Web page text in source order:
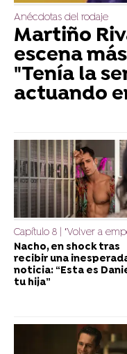
Anécdotas del rodaje
Martiño
escena
"Tenía la
actuando
Capítulo 8 | ‘Volver a
Nacho, en shock tras
recibir una
noticia: “Esta es
tu hija”